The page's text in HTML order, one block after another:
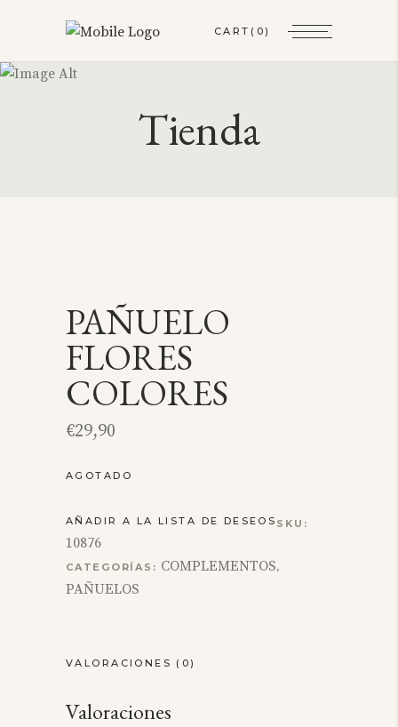
CART (0)
Tienda
PAÑUELO
FLORES
COLORES
€29,90
AGOTADO
AÑADIR A LA LISTA DE DESEOS SKU:
10876
CATEGORÍAS: COMPLEMENTOS,
PAÑUELOS
VALORACIONES (0)
Valoraciones